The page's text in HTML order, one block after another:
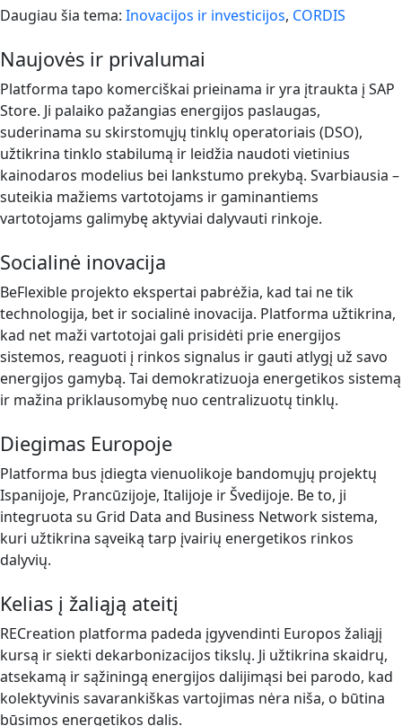
Daugiau šia tema: Inovacijos ir investicijos, CORDIS
Naujovės ir privalumai
Platforma tapo komerciškai prieinama ir yra įtraukta į SAP
Store. Ji palaiko pažangias energijos paslaugas,
suderinama su skirstomųjų tinklų operatoriais (DSO),
užtikrina tinklo stabilumą ir leidžia naudoti vietinius
kainodaros modelius bei lankstumo prekybą. Svarbiausia –
suteikia mažiems vartotojams ir gaminantiems
vartotojams galimybę aktyviai dalyvauti rinkoje.
Socialinė inovacija
BeFlexible projekto ekspertai pabrėžia, kad tai ne tik
technologija, bet ir socialinė inovacija. Platforma užtikrina,
kad net maži vartotojai gali prisidėti prie energijos
sistemos, reaguoti į rinkos signalus ir gauti atlygį už savo
energijos gamybą. Tai demokratizuoja energetikos sistemą
ir mažina priklausomybę nuo centralizuotų tinklų.
Diegimas Europoje
Platforma bus įdiegta vienuolikoje bandomųjų projektų
Ispanijoje, Prancūzijoje, Italijoje ir Švedijoje. Be to, ji
integruota su Grid Data and Business Network sistema,
kuri užtikrina sąveiką tarp įvairių energetikos rinkos
dalyvių.
Kelias į žaliąją ateitį
RECreation platforma padeda įgyvendinti Europos žaliąjį
kursą ir siekti dekarbonizacijos tikslų. Ji užtikrina skaidrų,
atsekamą ir sąžiningą energijos dalijimąsi bei parodo, kad
kolektyvinis savarankiškas vartojimas nėra niša, o būtina
būsimos energetikos dalis.